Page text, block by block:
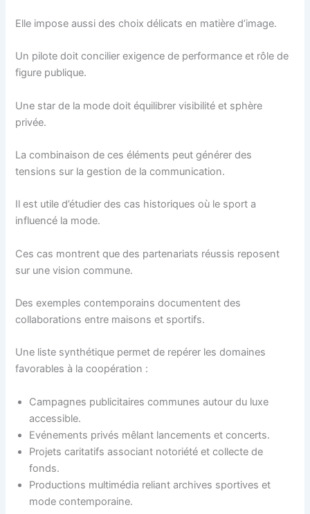
Elle impose aussi des choix délicats en matière d’image.
Un pilote doit concilier exigence de performance et rôle de
figure publique.
Une star de la mode doit équilibrer visibilité et sphère
privée.
La combinaison de ces éléments peut générer des
tensions sur la gestion de la communication.
Il est utile d’étudier des cas historiques où le sport a
influencé la mode.
Ces cas montrent que des partenariats réussis reposent
sur une vision commune.
Des exemples contemporains documentent des
collaborations entre maisons et sportifs.
Une liste synthétique permet de repérer les domaines
favorables à la coopération :
Campagnes publicitaires communes autour du luxe
accessible.
Evénements privés mêlant lancements et concerts.
Projets caritatifs associant notoriété et collecte de
fonds.
Productions multimédia reliant archives sportives et
mode contemporaine.